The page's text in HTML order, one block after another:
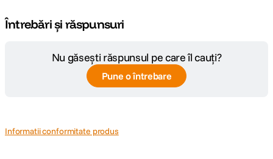
Întrebări și răspunsuri
Nu găsești răspunsul pe care îl cauți?
Pune o întrebare
Informatii conformitate produs